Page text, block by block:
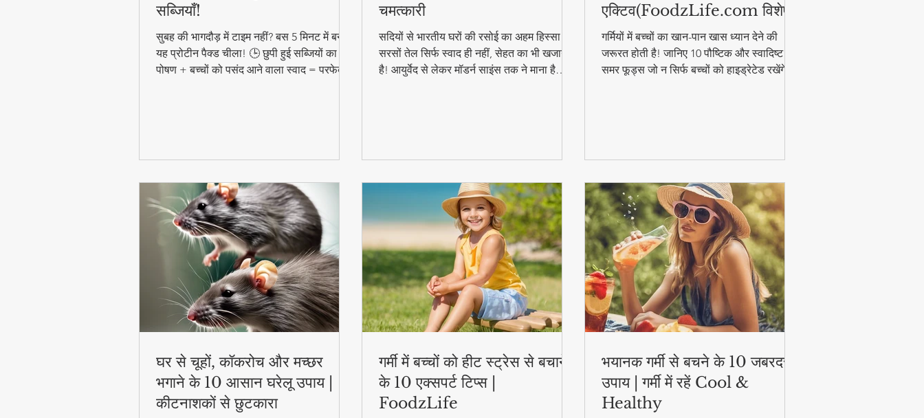
सब्जियाँ!
सुबह की भागदौड़ में टाइम नहीं? बस 5 मिनट में बनाएं
यह प्रोटीन पैक्ड चीला! 🕒 छुपी हुई सब्जियों का
पोषण + बच्चों को पसंद आने वाला स्वाद = परफेक्ट
चमत्कारी
सदियों से भारतीय घरों की रसोई का अहम हिस्सा रहा
सरसों तेल सिर्फ स्वाद ही नहीं, सेहत का भी खजाना
है! आयुर्वेद से लेकर मॉडर्न साइंस तक ने माना है
एक्टिव(FoodzLife.com विशेष)
गर्मियों में बच्चों का खान-पान खास ध्यान देने की
जरूरत होती है! जानिए 10 पौष्टिक और स्वादिष्ट
समर फूड्स जो न सिर्फ बच्चों को हाइड्रेटेड रखेंगे,
घर से चूहों, कॉकरोच और मच्छर
भगाने के 10 आसान घरेलू उपाय |
कीटनाशकों से छुटकारा
गर्मी में बच्चों को हीट स्ट्रेस से बचाने
के 10 एक्सपर्ट टिप्स |
FoodzLife
भयानक गर्मी से बचने के 10 जबरदस्त
उपाय | गर्मी में रहें Cool &
Healthy